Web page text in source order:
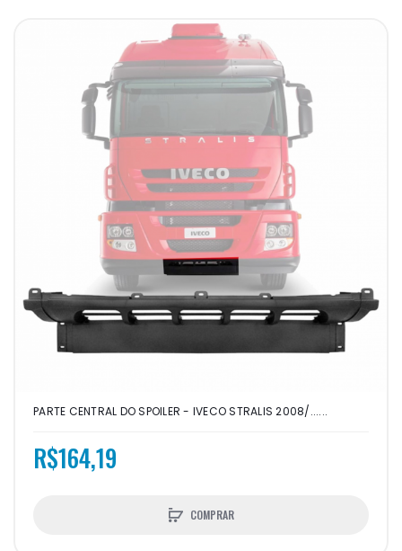
PARTE CENTRAL DO SPOILER - IVECO STRALIS 2008/......
R$164,19
COMPRAR